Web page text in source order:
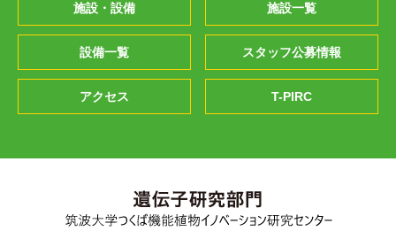
施設・設備 施設一覧
設備一覧 スタッフ公募情報
アクセス T-PIRC